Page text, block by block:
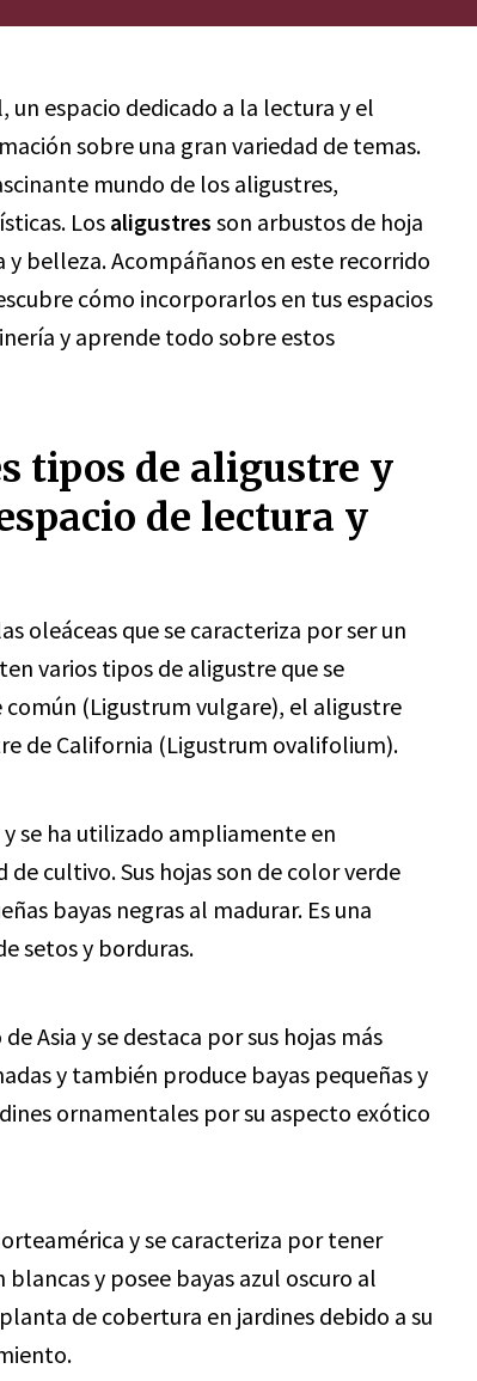
espacio dedicado a la lectura y el
sobre una gran variedad de temas.
mundo de los aligustres,
Losaligustres son arbustos de hoja
y belleza. Acompáñanos en este recorrido
cómo incorporarlos en tus espacios
y aprende todo sobre estos
tipos de aligustre y
de lectura y
oleáceas que se caracteriza por ser un
varios tipos de aligustre que se
(Ligustrum vulgare), el aligustre
de California (Ligustrum ovalifolium).
se ha utilizado ampliamente en
cultivo. Sus hojas son de color verde
bayas negras al madurar. Es una
setos y borduras.
Asia y se destaca por sus hojas más
y también produce bayas pequeñas y
ornamentales por su aspecto exótico
y se caracteriza por tener
y posee bayas azul oscuro al
de cobertura en jardines debido a su